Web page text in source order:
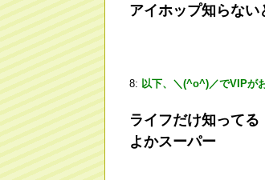
アイホップ知らない
8: 以下、＼(^o^)／でVIPが
ライフだけ知ってる
よかスーパー